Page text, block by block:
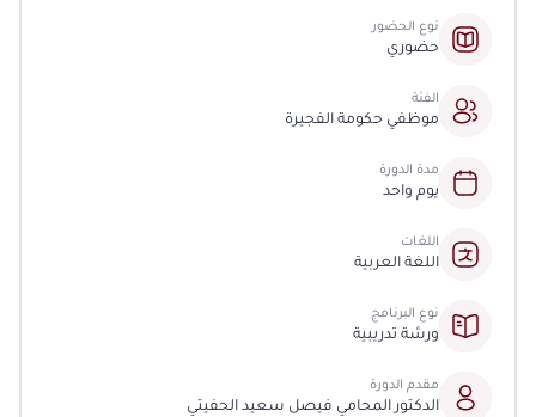
نوع الحضور
حضوري
الفئة
موظفي حكومة الفجيرة
مدة الدورة
يوم واحد
اللغات
اللغة العربية
نوع البرنامج
ورشة تدريبية
مقدم الدورة
الدكتور المحامي فيصل سعيد الحفيتي